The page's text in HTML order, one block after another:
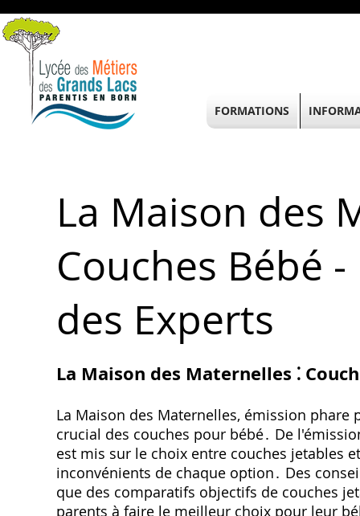
La Maison des
Couches Bébé
des Experts
La Maison des Maternelles ⁚
La Maison des Maternelles, émission
crucial des couches pour bébé․ De
est mis sur le choix entre couches jetables
inconvénients de chaque option․ Des
que des comparatifs objectifs de couches
parents à faire le meilleur choix pour leur
FORMATIONS